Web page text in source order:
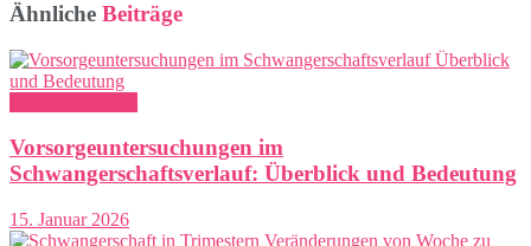
Ähnliche Beiträge
Vorsorgeuntersuchungen im
Schwangerschaftsverlauf: Überblick und Bedeutung
15. Januar 2026